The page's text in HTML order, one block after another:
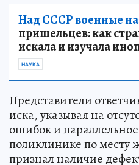
Над СССР военные
пришельцев: как
искала и изучала
НАУКА
Представители
иска, указывая на
ошибок и
поликлинике по месту
признал наличие